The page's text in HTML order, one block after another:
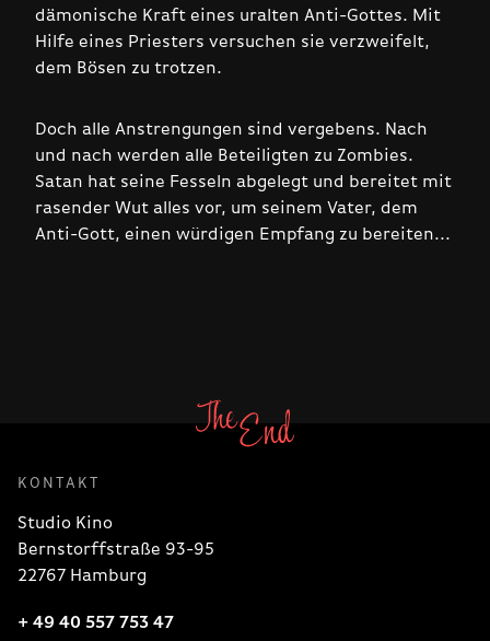
dämonische Kraft eines uralten Anti-Gottes. Mit
Hilfe eines Priesters versuchen sie verzweifelt,
dem Bösen zu trotzen.
Doch alle Anstrengungen sind vergebens. Nach
und nach werden alle Beteiligten zu Zombies.
Satan hat seine Fesseln abgelegt und bereitet mit
rasender Wut alles vor, um seinem Vater, dem
Anti-Gott, einen würdigen Empfang zu bereiten...
KONTAKT
Studio Kino
Bernstorffstraße 93-95
22767 Hamburg
+ 49 40 557 753 47